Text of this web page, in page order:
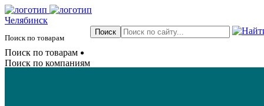
Челябинск
Поиск по товарам
Поиск по товарам
Поиск по компаниям